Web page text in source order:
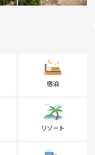
宿泊
リゾート